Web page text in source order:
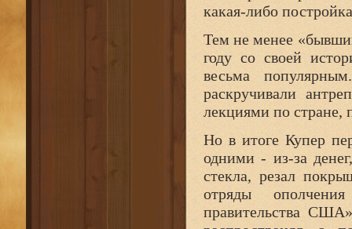
какая-либо
Тем не менее
году со своей
весьма
раскручивали
лекциями по стране,
Но в итоге Купер
одними - из-за
стекла, резал
отряды
правительства